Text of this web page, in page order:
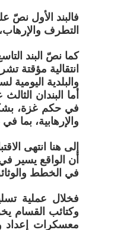
فالبند الأول نصّ
التطرف
كما نصّ البند
انتقالية مؤقتة
والبلدية اليومية
أما البندان
في حكم غزة،
والإرهابية، بما
إلى هنا انتهى
أن الواقع يسير
في الخطط
فخلال عملية
وكتائب القسام
معسكرات إعداد